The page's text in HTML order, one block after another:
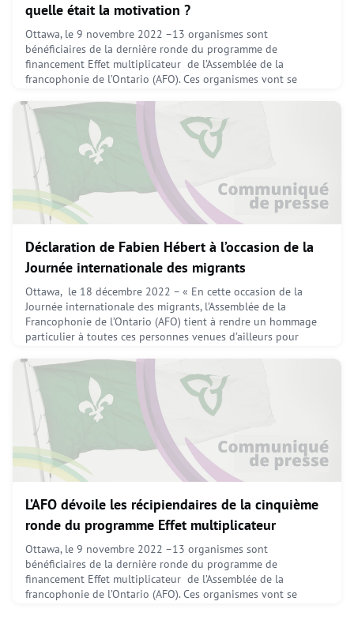
quelle était la motivation ?
Ottawa, le 9 novembre 2022 –13 organismes sont
bénéficiaires de la dernière ronde du programme de
financement Effet multiplicateur de l’Assemblée de la
francophonie de l’Ontario (AFO). Ces organismes vont se
priorité au développement de services pour les femmes et les
immigrant.e.s, ainsi qu’à la création et au maintien d’emplois
dans le Sud
February 13, 2023
Déclaration de Fabien Hébert à l’occasion de la
Journée internationale des migrants
Ottawa, le 18 décembre 2022 – « En cette occasion de la
Journée internationale des migrants, l’Assemblée de la
Francophonie de l’Ontario (AFO) tient à rendre un hommage
particulier à toutes ces personnes venues d’ailleurs pour
générations, l’immigration est l’une des locomotives
importantes pour la prospérité de l’Ontario et du Canada. L
February 13, 2023
L’AFO dévoile les récipiendaires de la cinquième
ronde du programme Effet multiplicateur
Ottawa, le 9 novembre 2022 –13 organismes sont
bénéficiaires de la dernière ronde du programme de
financement Effet multiplicateur de l’Assemblée de la
francophonie de l’Ontario (AFO). Ces organismes vont se